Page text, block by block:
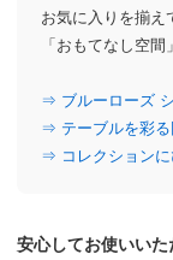
お気に入りを揃え
「おもてなし空
⇒ ブルーローズ
⇒ テーブルを彩る
⇒ コレクションに
安心してお使いいた